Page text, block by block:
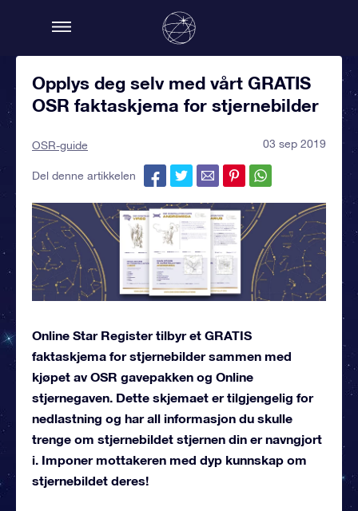
Opplys deg selv med vårt GRATIS
OSR faktaskjema for stjernebilder
OSR-guide 03 sep 2019
Del denne artikkelen
Online Star Register tilbyr et GRATIS
faktaskjema for stjernebilder sammen med
kjøpet av OSR gavepakken og Online
stjernegaven. Dette skjemaet er tilgjengelig for
nedlastning og har all informasjon du skulle
trenge om stjernebildet stjernen din er navngjort
i. Imponer mottakeren med dyp kunnskap om
stjernebildet deres!